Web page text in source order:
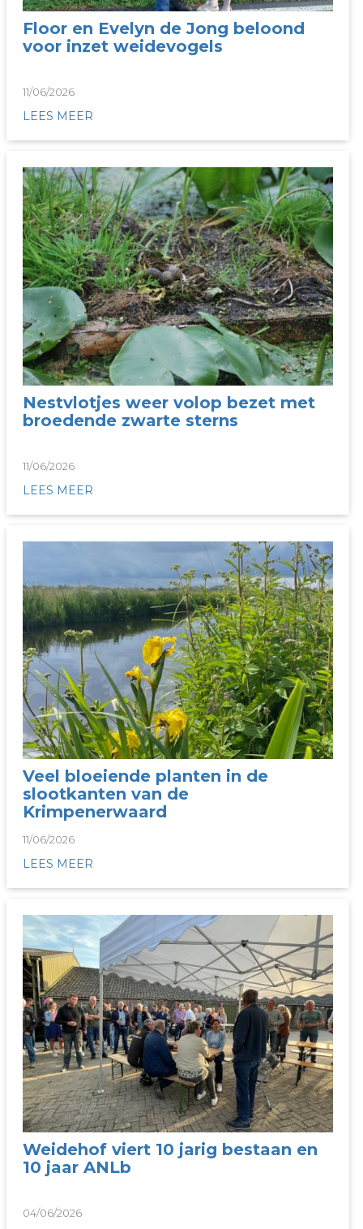
Floor en Evelyn de Jong beloond
voor inzet weidevogels
11/06/2026
LEES MEER
Nestvlotjes weer volop bezet met
broedende zwarte sterns
11/06/2026
LEES MEER
Veel bloeiende planten in de
slootkanten van de
Krimpenerwaard
11/06/2026
LEES MEER
Weidehof viert 10 jarig bestaan en
10 jaar ANLb
04/06/2026